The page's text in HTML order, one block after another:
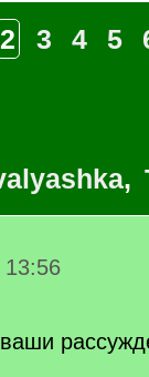
2 3 4 5
,